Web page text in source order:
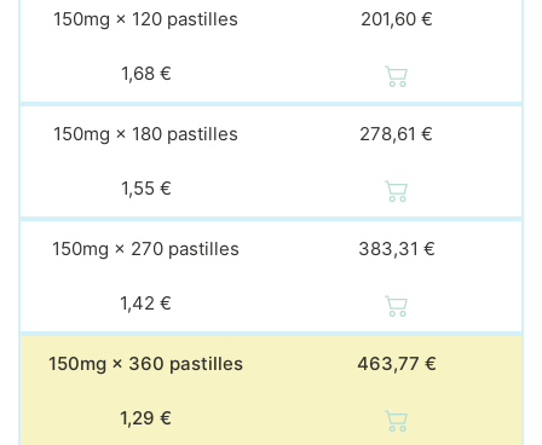
150mg × 120 pastilles 201,60 €
1,68 €
150mg × 180 pastilles 278,61 €
1,55 €
150mg × 270 pastilles 383,31 €
1,42 €
150mg × 360 pastilles 463,77 €
1,29 €